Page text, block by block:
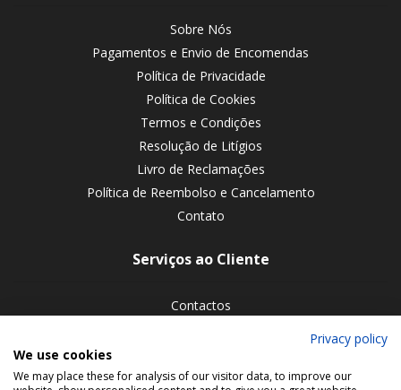
Sobre Nós
Pagamentos e Envio de Encomendas
Política de Privacidade
Política de Cookies
Termos e Condições
Resolução de Litígios
Livro de Reclamações
Política de Reembolso e Cancelamento
Contato
Serviços ao Cliente
Contactos
Siga-nos nas redes sociais
Privacy policy
We use cookies
We may place these for analysis of our visitor data, to improve our